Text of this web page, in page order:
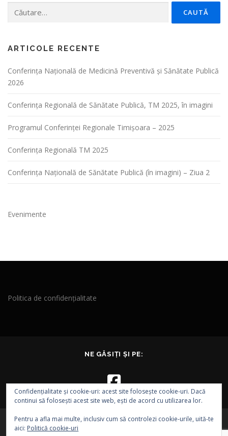
după:
ARTICOLE RECENTE
Conferința Naţională de Medicină Preventivă şi Sănătate Publică
2026
Conferința Regională de Sănătate Publică, TM 2025, în imagini
Programul Conferinței Regionale Timișoara – 2025
Conferința Regională TM 2025
Conferința Națională de Sănătate Publică (în imagini) – Ziua 2
Evenimente
Politica de confidențialitate
NE GĂSIȚI ȘI PE:
Drepturi de autor © 2026 EVA - Asociația EPI VEST
Confidențialitate și cookie-uri: acest site folosește cookie-uri. Dacă
continui să folosești acest site web, ești de acord cu utilizarea lor.
Pentru a afla mai multe, inclusiv cum să controlezi cookie-urile, uită-te
aici: Politică cookie-uri